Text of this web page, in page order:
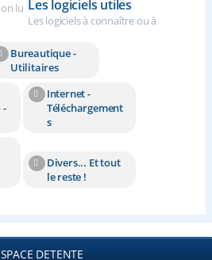
Les logiciels utiles
Les logiciels à connaître ou à
Bureautique -
Utilitaires
-
Internet -
Téléchargement
s
Divers... Et tout
le reste !
DETENTE